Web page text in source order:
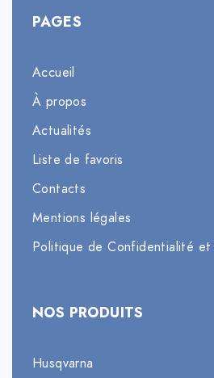
PAGES
Accueil
À propos
Actualités
Liste de favoris
Contacts
Mentions légales
Politique de Confidentialité et
NOS PRODUITS
Husqvarna